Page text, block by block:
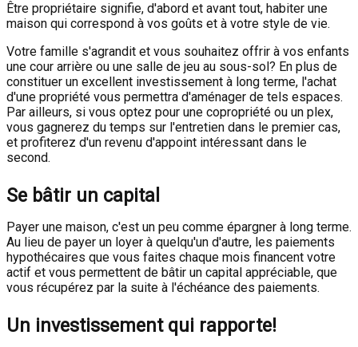
Être propriétaire signifie, d'abord et avant tout, habiter une
maison qui correspond à vos goûts et à votre style de vie.
Votre famille s'agrandit et vous souhaitez offrir à vos enfants
une cour arrière ou une salle de jeu au sous-sol? En plus de
constituer un excellent investissement à long terme, l'achat
d'une propriété vous permettra d'aménager de tels espaces.
Par ailleurs, si vous optez pour une copropriété ou un plex,
vous gagnerez du temps sur l'entretien dans le premier cas,
et profiterez d'un revenu d'appoint intéressant dans le
second.
Se bâtir un capital
Payer une maison, c'est un peu comme épargner à long terme.
Au lieu de payer un loyer à quelqu'un d'autre, les paiements
hypothécaires que vous faites chaque mois financent votre
actif et vous permettent de bâtir un capital appréciable, que
vous récupérez par la suite à l'échéance des paiements.
Un investissement qui rapporte!